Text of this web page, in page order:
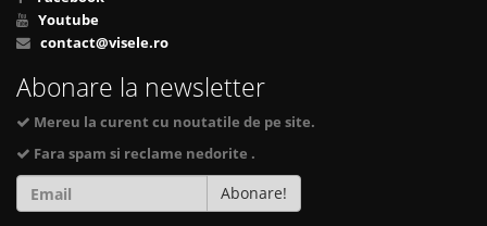
Youtube
contact@visele.ro
Abonare la newsletter
Mereu la curent cu noutatile de pe site.
Fara spam si reclame nedorite .
Abonare!